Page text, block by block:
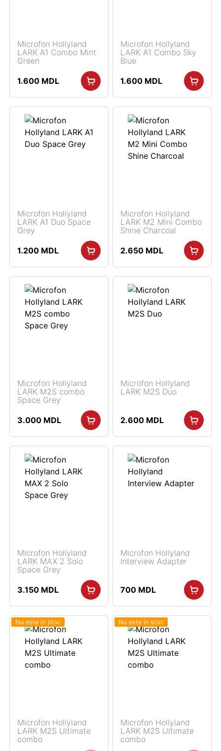
Microfon Hollyland
LARK A1 Combo Mint
Green
1.600 MDL
Microfon Hollyland
LARK A1 Combo Sky
Blue
1.600 MDL
Microfon Hollyland
LARK A1 Duo Space
Grey
1.200 MDL
Microfon Hollyland
LARK M2 Mini Combo
Shine Charcoal
2.650 MDL
Microfon Hollyland
LARK M2S combo
Space Grey
3.000 MDL
Microfon Hollyland
LARK M2S Duo
2.600 MDL
Microfon Hollyland
LARK MAX 2 Solo
Space Grey
3.150 MDL
Microfon Hollyland
Interview Adapter
700 MDL
Nu este in stoc
Microfon Hollyland
LARK M2S Ultimate
combo
Nu este in stoc
Microfon Hollyland
LARK M2S Ultimate
combo